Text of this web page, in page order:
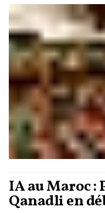
IA au Maroc :
Qanadli en